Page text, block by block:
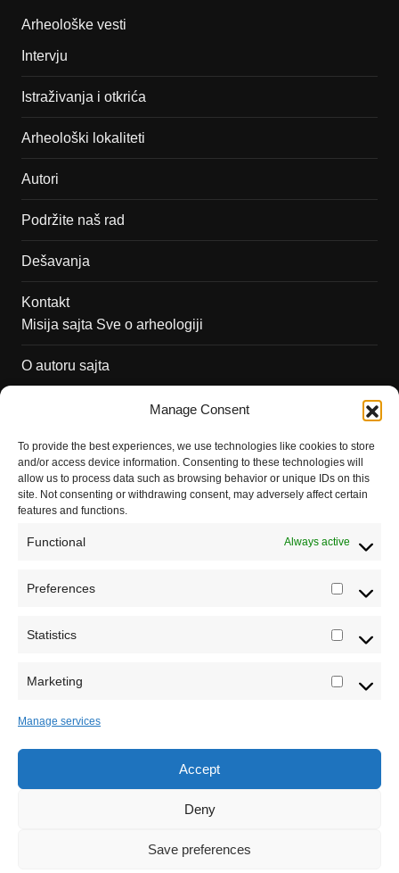
Manage Consent
To provide the best experiences, we use technologies like cookies to store
and/or access device information. Consenting to these technologies will
allow us to process data such as browsing behavior or unique IDs on this
site. Not consenting or withdrawing consent, may adversely affect certain
features and functions.
Functional Always active
Preferences
Statistics
Marketing
Manage services
Accept
Deny
Save preferences
srede u 12h saznajte najnovije vesti iz sveta
Ne šaljemo spamove! Pročitajte naša
Arheološke vesti
Intervju
Istraživanja i otkrića
Arheološki lokaliteti
Autori
Podržite naš rad
Dešavanja
Kontakt
Misija sajta Sve o arheologiji
O autoru sajta
Saradnja
Sva prava zadržava Sve o arheologiji 2019-2026